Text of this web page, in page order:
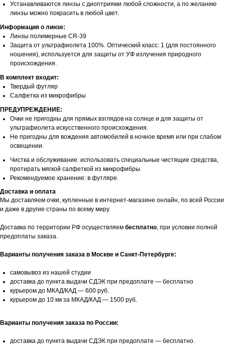
Устанавливаются линзы с диоптриями любой сложности, а по желанию
линзы можно покрасить в любой цвет.
Информация о линзе:
Линзы полимерные CR-39
Защита от ультрафиолета 100%. Оптический класс: 1 (для постоянного
ношения), используется для защиты от УФ излучения природного
происхождения.
В комплект входит:
Твердый футляр
Салфетка из микрофибры
ПРЕДУПРЕЖДЕНИЕ:
Очки не пригодны для прямых взглядов на солнце и для защиты от
ультрафиолета искусственного происхождения.
Не пригодны для вождения автомобилей в ночное время или при слабом
освещении.
Чистка и обслуживание: использовать специальные чистящие средства,
протирать мягкой салфеткой из микрофибры.
Рекомендуемое хранение: в футляре.
Доставка и оплата
Мы доставляем очки, купленные в интернет-магазине онлайн, по всей России
и даже в другие страны по всему миру.
Доставка по территории РФ осуществляем бесплатно, при условии полной
предоплаты заказа.
Варианты получения заказа в Москве и Санкт-Петербурге:
самовывоз из нашей студии
доставка до пункта выдачи СДЭК при предоплате — бесплатно
курьером до МКАД/КАД — 600 руб.
курьером до 10 км за МКАД/КАД — 1500 руб.
Варианты получения заказа по России:
доставка до пункта выдачи СДЭК при предоплате — бесплатно.